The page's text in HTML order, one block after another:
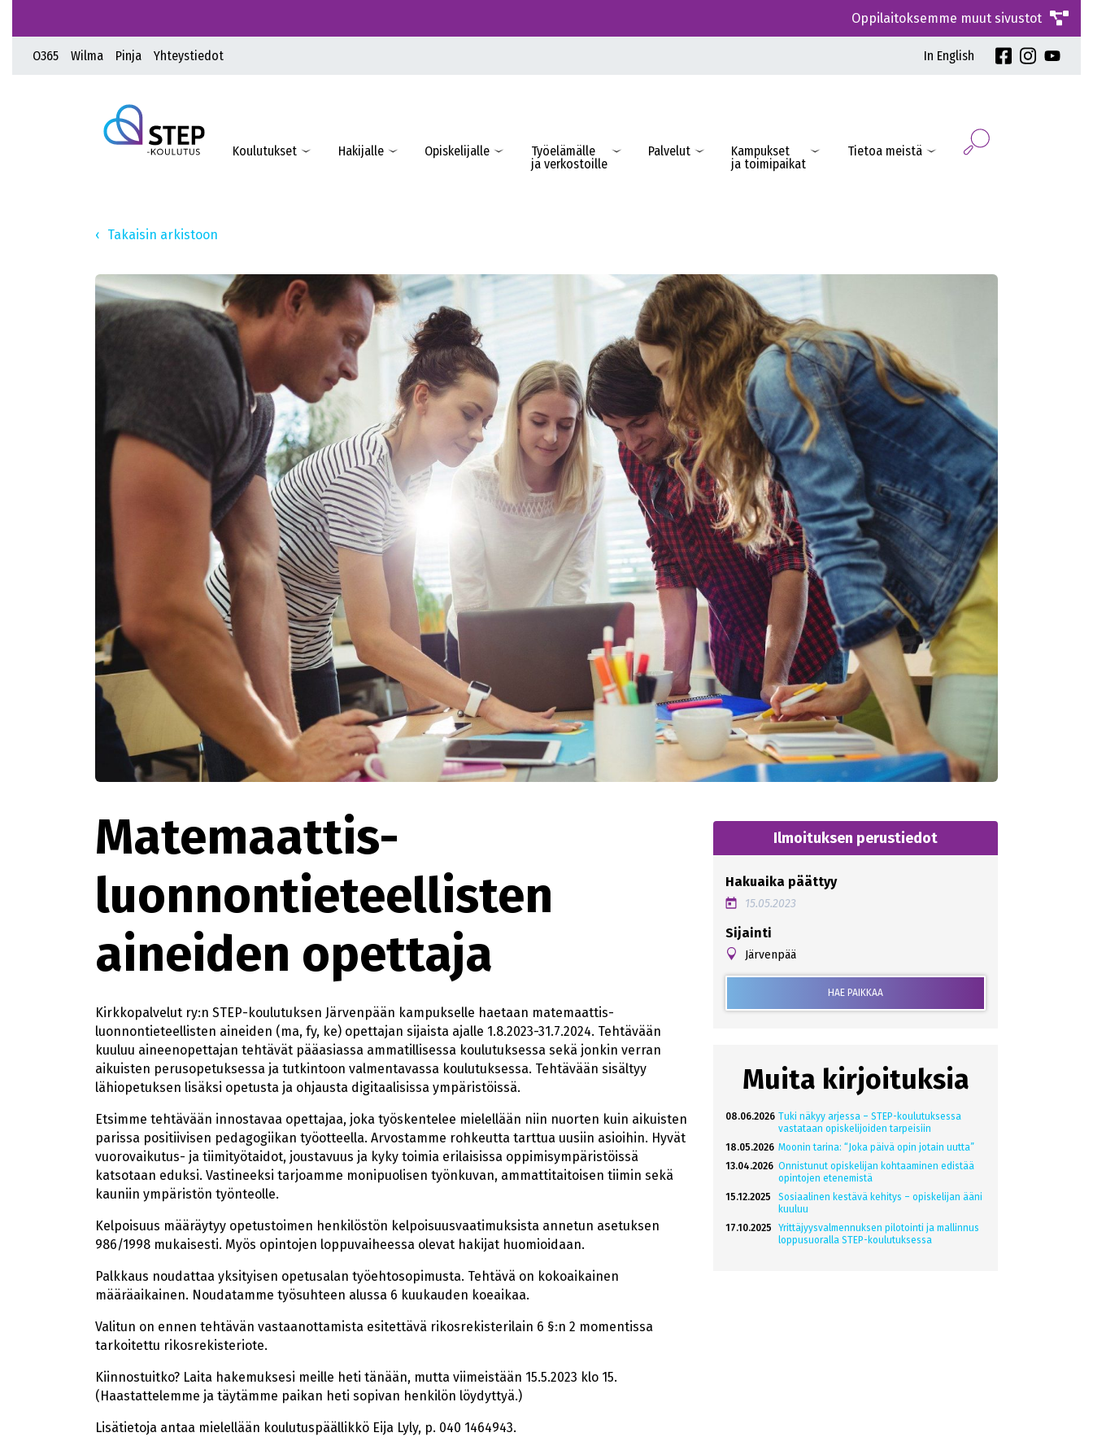
Oppilaitoksemme muut sivustot
O365 Wilma Pinja Yhteystiedot In English
Koulutukset Hakijalle Opiskelijalle
Työelämälle
ja verkostoille
Palvelut
Kampukset
ja toimipaikat
Tietoa meistä
Takaisin arkistoon
Matemaattis-
luonnontieteellisten
aineiden opettaja
Kirkkopalvelut ry:n STEP-koulutuksen Järvenpään kampukselle haetaan matemaattis-
luonnontieteellisten aineiden (ma, fy, ke) opettajan sijaista ajalle 1.8.2023-31.7.2024. Tehtävään
kuuluu aineenopettajan tehtävät pääasiassa ammatillisessa koulutuksessa sekä jonkin verran
aikuisten perusopetuksessa ja tutkintoon valmentavassa koulutuksessa. Tehtävään sisältyy
lähiopetuksen lisäksi opetusta ja ohjausta digitaalisissa ympäristöissä.
Etsimme tehtävään innostavaa opettajaa, joka työskentelee mielellään niin nuorten kuin aikuisten
parissa positiivisen pedagogiikan työotteella. Arvostamme rohkeutta tarttua uusiin asioihin. Hyvät
vuorovaikutus- ja tiimityötaidot, joustavuus ja kyky toimia erilaisissa oppimisympäristöissä
katsotaan eduksi. Vastineeksi tarjoamme monipuolisen työnkuvan, ammattitaitoisen tiimin sekä
kauniin ympäristön työnteolle.
Kelpoisuus määräytyy opetustoimen henkilöstön kelpoisuusvaatimuksista annetun asetuksen
986/1998 mukaisesti. Myös opintojen loppuvaiheessa olevat hakijat huomioidaan.
Palkkaus noudattaa yksityisen opetusalan työehtosopimusta. Tehtävä on kokoaikainen
määräaikainen. Noudatamme työsuhteen alussa 6 kuukauden koeaikaa.
Valitun on ennen tehtävän vastaanottamista esitettävä rikosrekisterilain 6 §:n 2 momentissa
tarkoitettu rikosrekisteriote.
Kiinnostuitko? Laita hakemuksesi meille heti tänään, mutta viimeistään 15.5.2023 klo 15.
(Haastattelemme ja täytämme paikan heti sopivan henkilön löydyttyä.)
Lisätietoja antaa mielellään koulutuspäällikkö Eija Lyly, p. 040 1464943.
Ilmoituksen perustiedot
Hakuaika päättyy
15.05.2023
Sijainti
Järvenpää
HAE PAIKKAA
Muita kirjoituksia
08.06.2026 Tuki näkyy arjessa – STEP-koulutuksessa
vastataan opiskelijoiden tarpeisiin
18.05.2026 Moonin tarina: “Joka päivä opin jotain uutta”
13.04.2026 Onnistunut opiskelijan kohtaaminen edistää
opintojen etenemistä
15.12.2025
Sosiaalinen kestävä kehitys – opiskelijan ääni
kuuluu
17.10.2025
Yrittäjyysvalmennuksen pilotointi ja mallinnus
loppusuoralla STEP-koulutuksessa